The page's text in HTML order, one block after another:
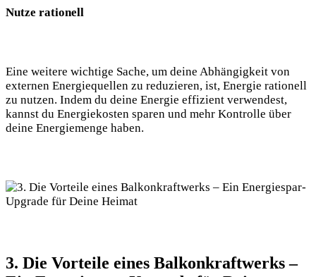
Nutze rationell
Eine weitere​ wichtige​ Sache, um deine Abhängigkeit von
externen Energiequellen zu reduzieren, ist,⁢ Energie rationell
zu⁤ nutzen. Indem du deine Energie effizient verwendest,
kannst du Energiekosten sparen und mehr Kontrolle über‌
deine Energiemenge haben.
3.⁣ Die ⁤Vorteile eines Balkonkraftwerks –